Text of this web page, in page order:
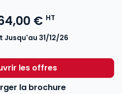
€ HT
Jusqu'au 31/12/26
les offres
la brochure